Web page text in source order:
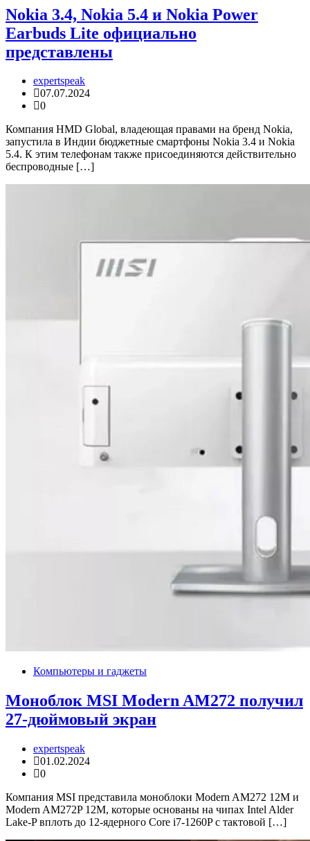
Nokia 3.4, Nokia 5.4 и Nokia Power
Earbuds Lite официально
представлены
expertspeak
07.07.2024
0
Компания HMD Global, владеющая правами на бренд Nokia,
запустила в Индии бюджетные смартфоны Nokia 3.4 и Nokia
5.4. К этим телефонам также присоединяются действительно
беспроводные […]
Компьютеры и гаджеты
Моноблок MSI Modern AM272 получил
27-дюймовый экран
expertspeak
01.02.2024
0
Компания MSI представила моноблоки Modern AM272 12M и
Modern AM272P 12M, которые основаны на чипах Intel Alder
Lake-P вплоть до 12-ядерного Core i7-1260P с тактовой […]